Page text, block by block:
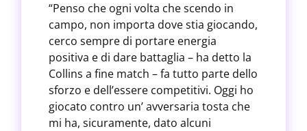
“Penso che ogni volta che scendo in
campo, non importa dove stia giocando,
cerco sempre di portare energia
positiva e di dare battaglia – ha detto la
Collins a fine match – fa tutto parte dello
sforzo e dell’essere competitivi. Oggi ho
giocato contro un’ avversaria tosta che
mi ha, sicuramente, dato alcuni